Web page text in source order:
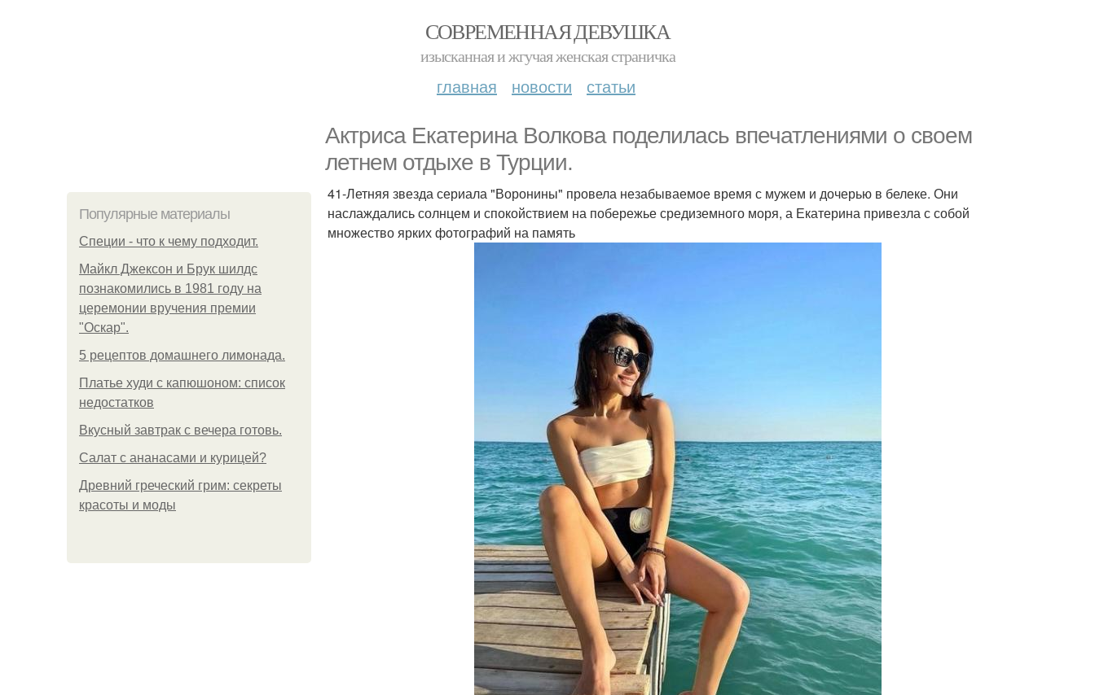
СОВРЕМЕННАЯ ДЕВУШКА
изысканная и жгучая женская страничка
главная новости статьи
Актриса Екатерина Волкова поделилась впечатлениями о своем
летнем отдыхе в Турции.
Популярные материалы
Специи - что к чему подходит.
Майкл Джексон и Брук шилдс
познакомились в 1981 году на
церемонии вручения премии
"Оскар".
5 рецептов домашнего лимонада.
Платье худи с капюшоном: список
недостатков
Вкусный завтрак с вечера готовь.
Салат с ананасами и курицей?
Древний греческий грим: секреты
красоты и моды
41-Летняя звезда сериала "Воронины" провела незабываемое время с мужем и дочерью в белеке. Они
наслаждались солнцем и спокойствием на побережье средиземного моря, а Екатерина привезла с собой
множество ярких фотографий на память